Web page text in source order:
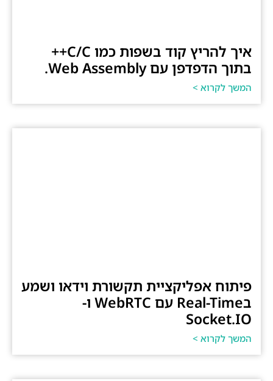
איך להריץ קוד בשפות כמו C/C++
בתוך הדפדפן עם Web Assembly.
המשך לקרוא >
פיתוח אפליקציית תקשורת וידאו ושמע
בReal-Time עם WebRTC ו-
Socket.IO
המשך לקרוא >